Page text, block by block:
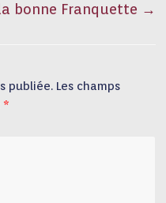
bonne Franquette →
publiée. Les champs
*